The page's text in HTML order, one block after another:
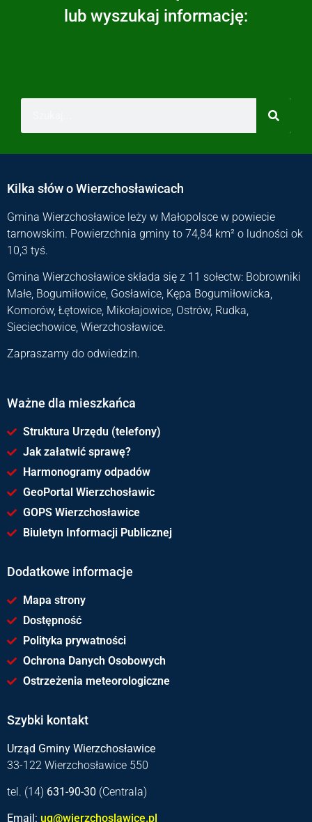
lub wyszukaj informację:
Kilka słów o Wierzchosławicach
Gmina Wierzchosławice leży w Małopolsce w powiecie
tarnowskim. Powierzchnia gminy to 74,84 km² o ludności ok
10,3 tyś.
Gmina Wierzchosławice składa się z 11 sołectw: Bobrowniki
Małe, Bogumiłowice, Gosławice, Kępa Bogumiłowicka,
Komorów, Łętowice, Mikołajowice, Ostrów, Rudka,
Sieciechowice, Wierzchosławice.
Zapraszamy do odwiedzin.
Ważne dla mieszkańca
Struktura Urzędu (telefony)
Jak załatwić sprawę?
Harmonogramy odpadów
GeoPortal Wierzchosławic
GOPS Wierzchosławice
Biuletyn Informacji Publicznej
Dodatkowe informacje
Mapa strony
Dostępność
Polityka prywatności
Ochrona Danych Osobowych
Ostrzeżenia meteorologiczne
Szybki kontakt
Urząd Gminy Wierzchosławice
33-122 Wierzchosławice 550
tel. (14) 631-90-30 (Centrala)
Email: ug@wierzchoslawice.pl